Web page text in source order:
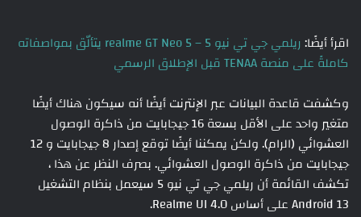
اقرأ أيضًا:
ريلمي جي تي نيو 5 – realme GT Neo 5 يتألّق بمواصفاته
كاملةً على منصة TENAA قبل الإطلاق الرسمي
وكشفت قاعدة البيانات عبر الإنترنت أيضًا أنه سيكون هناك أيضًا
متغير واحد على الأقل بسعة 16 جيجابايت من ذاكرة الوصول
العشوائي (الرام). ولكن يمكننا أيضًا توقع إصدار 8 جيجابايت و 12
جيجابايت من ذاكرة الوصول العشوائي. بصرف النظر عن هذا ،
تكشف القائمة أن ريلمي جي تي نيو 5 سيعمل بنظام التشغيل
Android 13 على أساس Realme UI 4.0.